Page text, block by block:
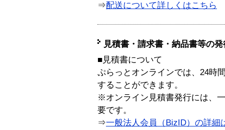
⇒配送について詳しくはこちら
見積書・請求書・納品書等の
■見積書について
ぷらっとオンラインでは、24時
することができます。
※オンライン見積書発行には、
要です。
⇒一般法人会員（BizID）の詳細